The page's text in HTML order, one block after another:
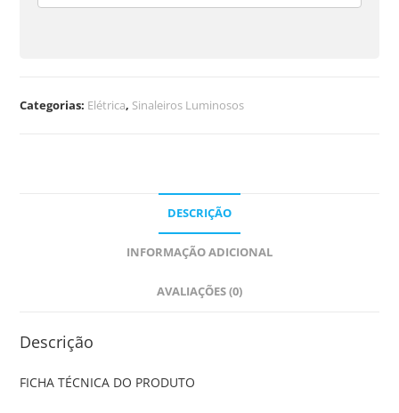
Categorias: Elétrica, Sinaleiros Luminosos
DESCRIÇÃO
INFORMAÇÃO ADICIONAL
AVALIAÇÕES (0)
Descrição
FICHA TÉCNICA DO PRODUTO